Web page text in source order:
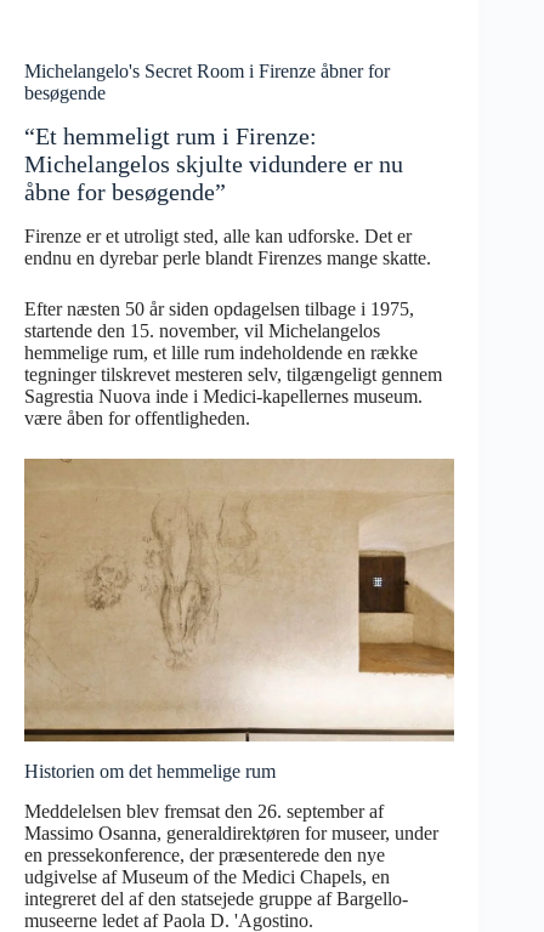
Michelangelo's Secret Room i Firenze åbner for
besøgende
“Et hemmeligt rum i Firenze:
Michelangelos skjulte vidundere er nu
åbne for besøgende”
Firenze er et utroligt sted, alle kan udforske. Det er
endnu en dyrebar perle blandt Firenzes mange skatte.
Efter næsten 50 år siden opdagelsen tilbage i 1975,
startende den 15. november, vil Michelangelos
hemmelige rum, et lille rum indeholdende en række
tegninger tilskrevet mesteren selv, tilgængeligt gennem
Sagrestia Nuova inde i Medici-kapellernes museum.
være åben for offentligheden.
Historien om det hemmelige rum
Meddelelsen blev fremsat den 26. september af
Massimo Osanna, generaldirektøren for museer, under
en pressekonference, der præsenterede den nye
udgivelse af Museum of the Medici Chapels, en
integreret del af den statsejede gruppe af Bargello-
museerne ledet af Paola D. 'Agostino.